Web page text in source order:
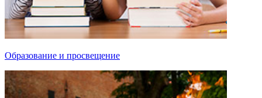
Образование и просвещение